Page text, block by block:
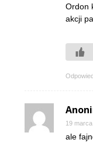
Ordon
akcji
19
ale